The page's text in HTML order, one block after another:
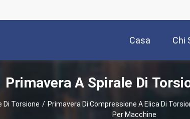
Casa Chi
Primavera A Spirale Di
Di Torsione / Primavera Di Compressione A Elica Di
Per Macchine